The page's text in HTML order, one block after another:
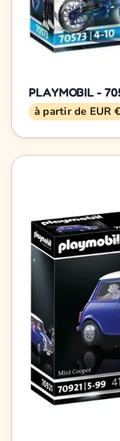
PLAYMOBIL -
à partir de EUR €